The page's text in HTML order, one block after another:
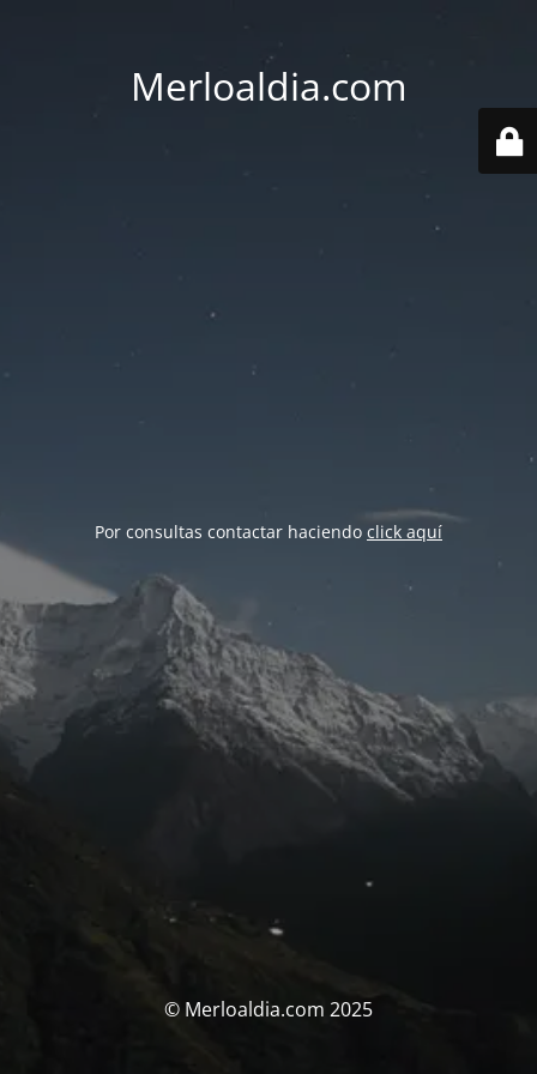
Merloaldia.com
Por consultas contactar haciendo click aquí
© Merloaldia.com 2025